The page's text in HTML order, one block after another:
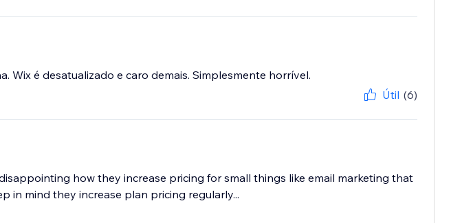
Wix é desatualizado e caro demais. Simplesmente horrível.
Útil (6)
how they increase pricing for small things like email marketing that
in mind they increase plan pricing regularly...